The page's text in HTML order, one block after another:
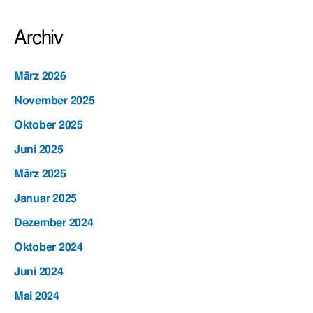
Archiv
März 2026
November 2025
Oktober 2025
Juni 2025
März 2025
Januar 2025
Dezember 2024
Oktober 2024
Juni 2024
Mai 2024